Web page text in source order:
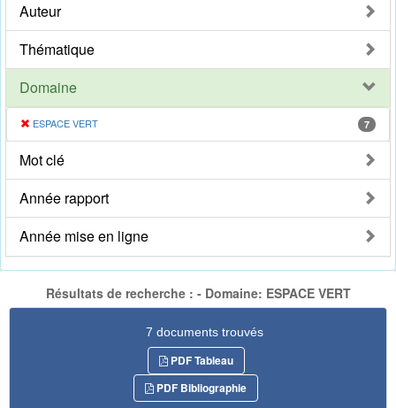
Auteur
Thématique
Domaine
ESPACE VERT 7
Mot clé
Année rapport
Année mise en ligne
Résultats de recherche : - Domaine: ESPACE VERT
7 documents trouvés
PDF Tableau
PDF Bibliographie